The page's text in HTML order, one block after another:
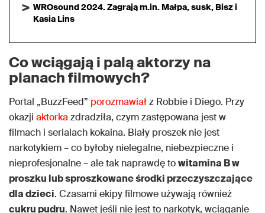
WROsound 2024. Zagrają m.in. Małpa, susk, Bisz i
Kasia Lins
Co wciągają i palą aktorzy na
planach filmowych?
Portal „BuzzFeed” porozmawiałz Robbie i Diego. Przy
okazji aktorkazdradziła, czym zastępowana jest w
filmach i serialach kokaina. Biały proszek nie jest
narkotykiem – co byłoby nielegalne, niebezpieczne i
nieprofesjonalne – ale tak naprawdę towitamina B w
proszku lub sproszkowane środki przeczyszczające
dla dzieci. Czasami ekipy filmowe używają również
cukru pudru. Nawet jeśli nie jest to narkotyk, wciąganie